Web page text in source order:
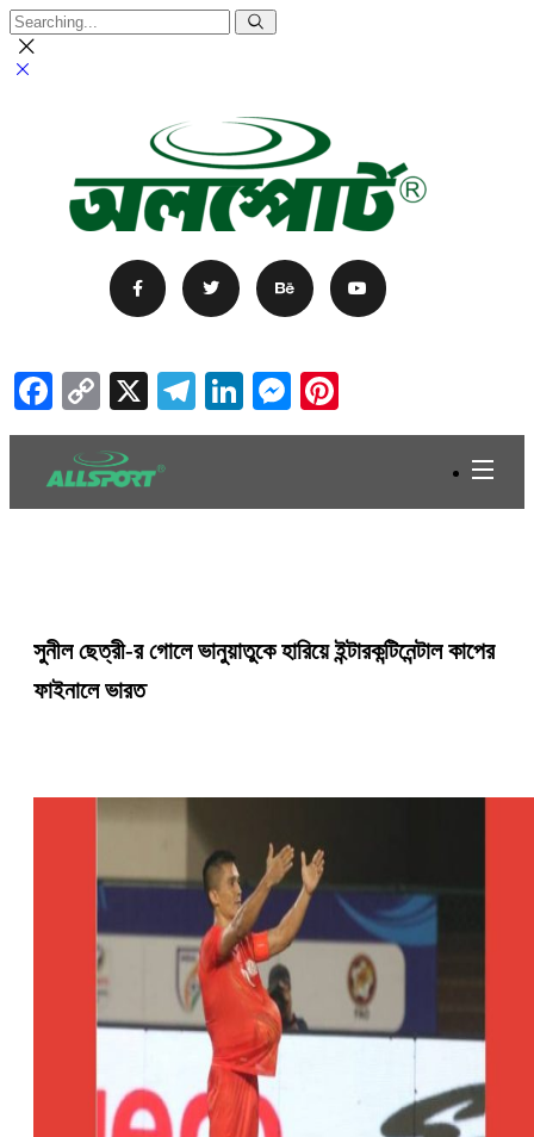
Facebook
Copy
Link
X Telegram
LinkedIn
Messenger
সুনীল ছেত্রী-র গোলে ভানুয়াতুকে হারিয়ে ইন্টারকন্টিনেন্টাল কাপের
ফাইনালে ভারত